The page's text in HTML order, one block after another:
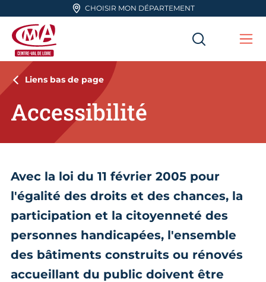
Aller en haut de pageCHOISIR MON DÉPARTEMENT
CMA Centre-Val de Loire
Liens bas de page
Accessibilité
Avec la loi du 11 février 2005 pour
l'égalité des droits et des chances, la
participation et la citoyenneté des
personnes handicapées, l'ensemble
des bâtiments construits ou rénovés
accueillant du public doivent être